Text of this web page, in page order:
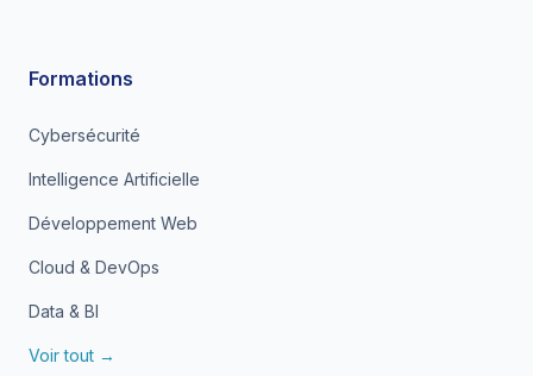
Formations
Cybersécurité
Intelligence Artificielle
Développement Web
Cloud & DevOps
Data & BI
Voir tout →